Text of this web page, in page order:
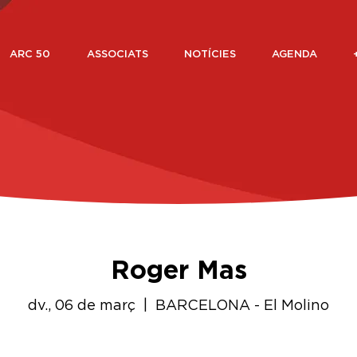
ARC 50 ASSOCIATS NOTÍCIES AGENDA
Roger Mas
dv., 06 de març BARCELONA - El Molino